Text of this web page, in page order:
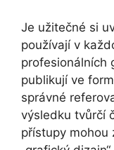
Je užitečné si
používají v
profesionálních
publikují ve
správné
výsledku tvůrčí
přístupy mohou